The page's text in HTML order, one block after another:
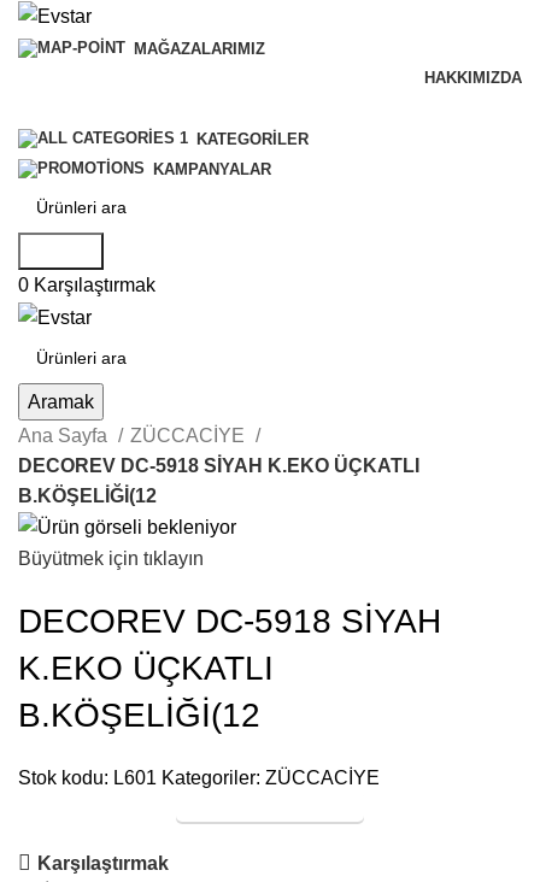
MAĞAZALARIMIZ
HAKKIMIZDA
KATEGORILER
KAMPANYALAR
0 Karşılaştırmak
Aramak
Ana Sayfa
ZÜCCACİYE
DECOREV DC-5918 SİYAH K.EKO ÜÇKATLI
B.KÖŞELİĞİ(12
Büyütmek için tıklayın
DECOREV DC-5918 SİYAH
K.EKO ÜÇKATLI
B.KÖŞELİĞİ(12
Stok kodu: L601 Kategoriler: ZÜCCACİYE
Karşılaştırmak